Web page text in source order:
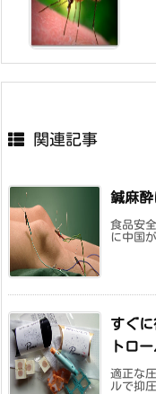
関連記事
鍼麻酔
食品安
に中国
すぐ
トロ
適正な
ルで抑